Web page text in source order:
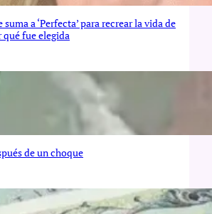
a ‘Perfecta’ para recrear la vida de
fue elegida
de un choque